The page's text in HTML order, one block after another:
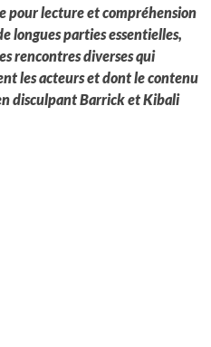
pour lecture et compréhension
longues parties essentielles,
rencontres diverses qui
les acteurs et dont le contenu
disculpant Barrick et Kibali